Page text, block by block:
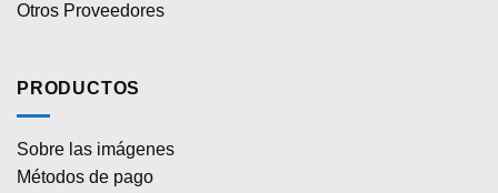
Otros Proveedores
PRODUCTOS
Sobre las imágenes
Métodos de pago